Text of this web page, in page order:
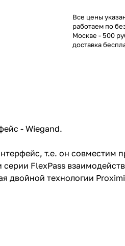
Все цены
работаем по
Москве - 500
доставка
- Wiegand.
т.е. он совместим
FlexPass
двойной технологии